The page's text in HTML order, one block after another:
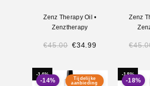
Zenz Therapy Oil
•
Zenztherapy
€45.00 €34.99
Zenz
€
-14%
Tijdelijke
aanbieding
-14%
-18%
-18%